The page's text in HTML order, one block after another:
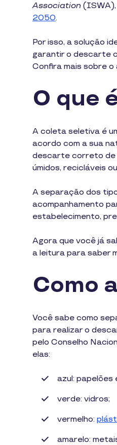
Association (ISWA),
2050.
Por isso, a solução
garantir o descarte
Confira mais sobre o
O que
A coleta seletiva é
acordo com a sua
descarte correto de
úmidos, recicláveis
A separação dos
acompanhamento
estabelecimento,
Agora que você já
a leitura para saber
Como
Você sabe como
para realizar o
pelo Conselho
elas:
azul: papelões
verde: vidros;
vermelho:
amarelo: